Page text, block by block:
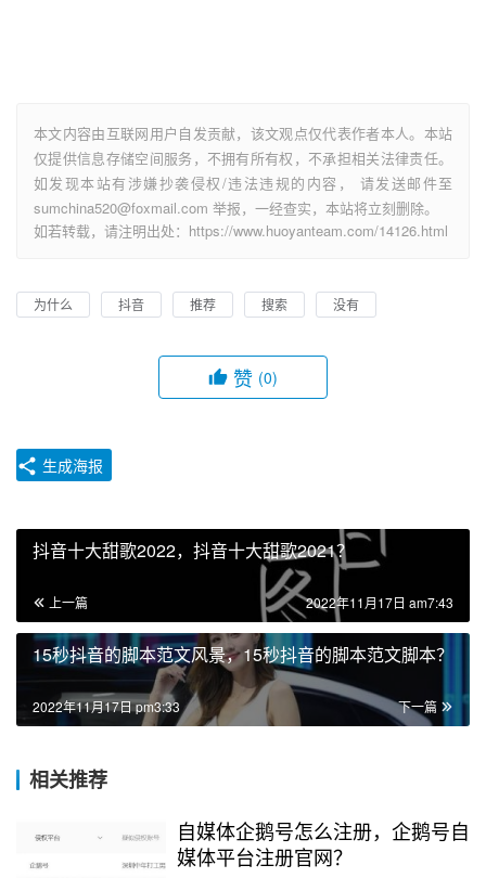
本文内容由互联网用户自发贡献，该文观点仅代表作者本人。本站
仅提供信息存储空间服务，不拥有所有权，不承担相关法律责任。
如发现本站有涉嫌抄袭侵权/违法违规的内容， 请发送邮件至
sumchina520@foxmail.com 举报，一经查实，本站将立刻删除。
如若转载，请注明出处：https://www.huoyanteam.com/14126.html
为什么 抖音 推荐 搜索 没有
赞 (0)
生成海报
抖音十大甜歌2022，抖音十大甜歌2021？
上一篇 2022年11月17日 am7:43
15秒抖音的脚本范文风景，15秒抖音的脚本范文脚本？
下一篇
2022年11月17日 pm3:33
相关推荐
自媒体企鹅号怎么注册，企鹅号自
媒体平台注册官网？